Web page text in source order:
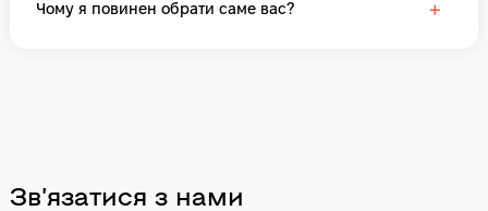
Чому я повинен обрати саме вас? +
Звʼязатися з нами